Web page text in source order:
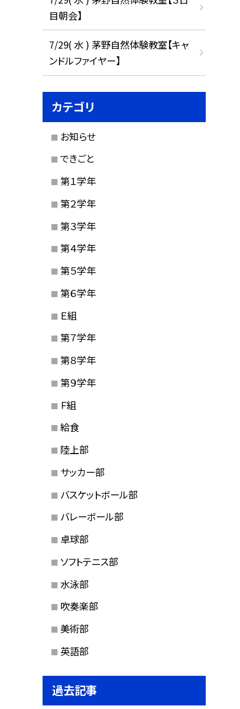
目朝会】
7/29( 水 ) 茅野自然体験教室【キャ
ンドルファイヤー】
カテゴリ
お知らせ
できごと
第１学年
第２学年
第３学年
第４学年
第５学年
第６学年
Ｅ組
第７学年
第８学年
第９学年
Ｆ組
給食
陸上部
サッカー部
バスケットボール部
バレーボール部
卓球部
ソフトテニス部
水泳部
吹奏楽部
美術部
英語部
過去記事